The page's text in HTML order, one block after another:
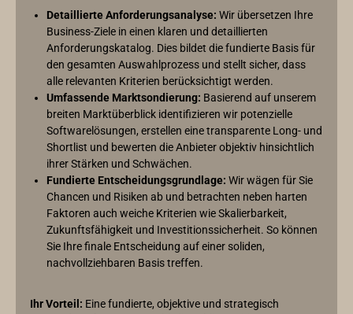
Detaillierte Anforderungsanalyse: Wir übersetzen Ihre
Business-Ziele in einen klaren und detaillierten
Anforderungskatalog. Dies bildet die fundierte Basis für
den gesamten Auswahlprozess und stellt sicher, dass
alle relevanten Kriterien berücksichtigt werden.
Umfassende Marktsondierung: Basierend auf unserem
breiten Marktüberblick identifizieren wir potenzielle
Softwarelösungen, erstellen eine transparente Long- und
Shortlist und bewerten die Anbieter objektiv hinsichtlich
ihrer Stärken und Schwächen.
Fundierte Entscheidungsgrundlage: Wir wägen für Sie
Chancen und Risiken ab und betrachten neben harten
Faktoren auch weiche Kriterien wie Skalierbarkeit,
Zukunftsfähigkeit und Investitionssicherheit. So können
Sie Ihre finale Entscheidung auf einer soliden,
nachvollziehbaren Basis treffen.
Ihr Vorteil: Eine fundierte, objektive und strategisch